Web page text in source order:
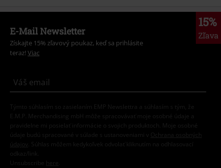
15%
Zľava
E-Mail Newsletter
Získajte 15% zľavový poukaz, keď sa prihlásite
teraz! Viac
Týmto súhlasím so zasielaním EMP Newslettra a súhlasím s tým, že
E.M.P. Merchandising mbH môže spracovávať moje osobné údaje a
pravidelne mi posielať informácie o svojich produktoch. Moje osobné
údaje budú spracované v súlade s ustanoveniami v
Ochrana osobných
údajov
. Súhlas môžem kedykoľvek odvolať kliknutím na odhlasovací
odkaz/link.
Unsubscribe here